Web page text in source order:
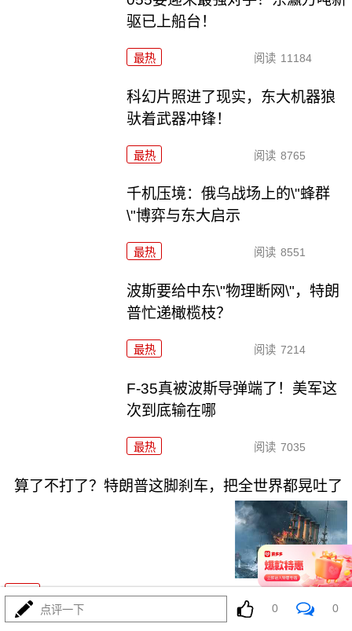
驱已上船台！
最热 阅读 11184
科幻片照进了现实，东大机器狼
驮着武器冲锋！
最热 阅读 8765
千机压境：俄乌战场上的\"蜂群
\"博弈与东大启示
最热 阅读 8551
波斯要给中东\"物理断网\"，特朗
普忙递橄榄枝？
最热 阅读 7214
F-35真被波斯导弹端了！美军这
次到底输在哪
最热 阅读 7035
算了不打了？特朗普这脚刹车，把全世界都晃吐了
最热 阅读 15793
点评一下 0 0